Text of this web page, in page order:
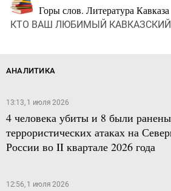
Горы слов. Литература Кавказа
КТО ВАШ ЛЮБИМЫЙ КАВКАЗСКИЙ
АНАЛИТИКА
13:13, 1 июля 2026
4 человека убиты и 8 были
террористических атаках на
России во II квартале 2026 года
12:56, 1 июля 2026